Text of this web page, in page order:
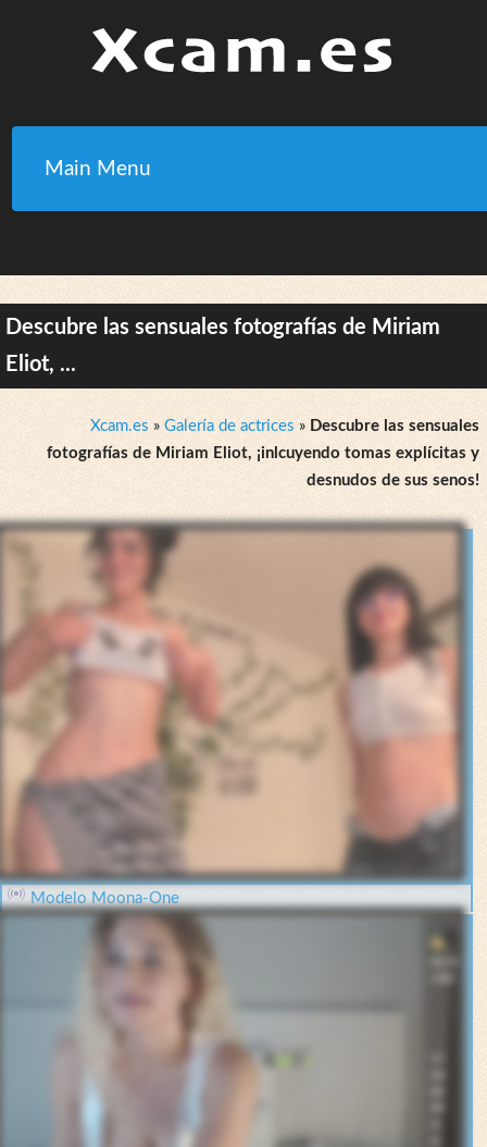
Main Menu
Descubre las sensuales fotografías de Miriam
Eliot, ...
Xcam.es » Galería de actrices » Descubre las sensuales
fotografías de Miriam Eliot, ¡inlcuyendo tomas explícitas y
desnudos de sus senos!
Modelo Moona-One